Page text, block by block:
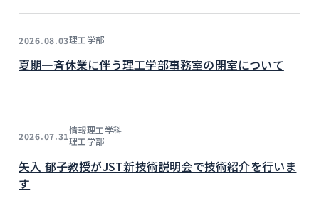
2026.08.03理工学部
夏期一斉休業に伴う理工学部事務室の閉室について
2026.07.31情報理工学科
理工学部
矢入 郁子教授がJST新技術説明会で技術紹介を行いま
す